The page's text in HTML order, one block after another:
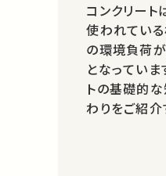
コンクリー
使われてい
の環境負荷
となっていま
トの基礎的
わりをご紹